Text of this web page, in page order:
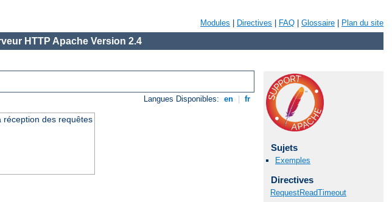
Modules Directives FAQ Glossaire Plan du site
HTTP Apache Version 2.4
Langues Disponibles: en fr
réception des requêtes
Sujets
Exemples
Directives
RequestReadTimeout